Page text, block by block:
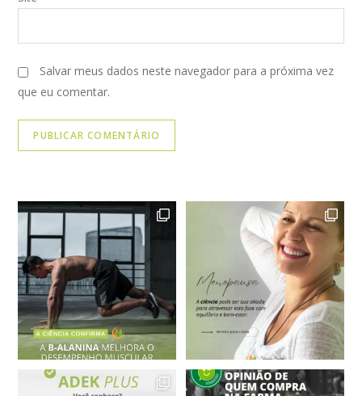
Salvar meus dados neste navegador para a próxima vez
que eu comentar.